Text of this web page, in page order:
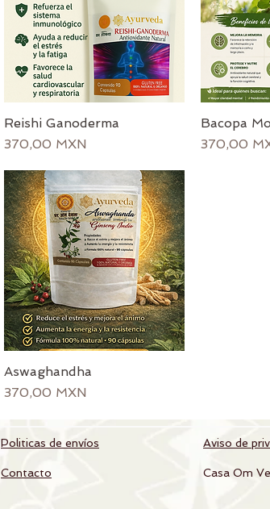
Vista rápida
Reishi Ganoderma
Precio
370,00 MXN
Bacopa
Precio
370,00
Vista rápida
Aswaghandha
Precio
370,00 MXN
Politicas de envíos
Contacto
Aviso de
Casa Om